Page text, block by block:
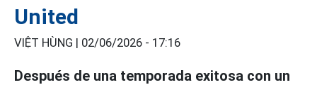
United
VIỆT HÙNG | 02/06/2026 - 17:16
Después de una temporada exitosa con un